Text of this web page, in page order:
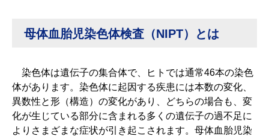
母体血胎児染色体検査（NIPT）とは
染色体は遺伝子の集合体で、ヒトでは通常46本の染色
体があります。染色体に起因する疾患には本数の変化、
異数性と形（構造）の変化があり、どちらの場合も、変
化が生じている部分に含まれる多くの遺伝子の過不足に
よりさまざまな症状が引き起こされます。母体血胎児染